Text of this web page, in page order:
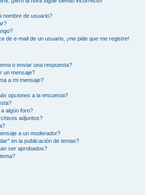
nombre de usuario?
de e-mail de un usuario, ¡me pide que me registre!
o enviar una respuesta?
un mensaje?
a mi mensaje?
opciones a la encuesta?
algún foro?
adjuntos?
a un moderador?
en la publicación de temas?
ser aprobados?